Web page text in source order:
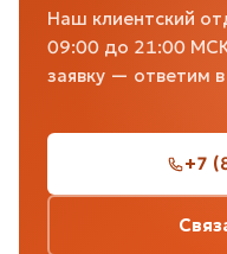
Наш клиентский
09:00 до 21:00
заявку — ответим
+7